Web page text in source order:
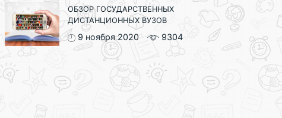
ОБЗОР ГОСУДАРСТВЕННЫХ
ДИСТАНЦИОННЫХ ВУЗОВ
9 ноября 2020 9304